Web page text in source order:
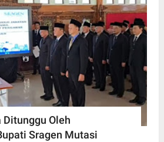
Oleh
Sragen Mutasi